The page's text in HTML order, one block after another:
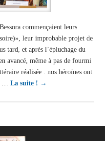
commençaient leurs
leur improbable projet de
tard, et après l’épluchage du
avancé, même à pas de fourmi
réalisée : nos héroïnes ont
… La suite ! →